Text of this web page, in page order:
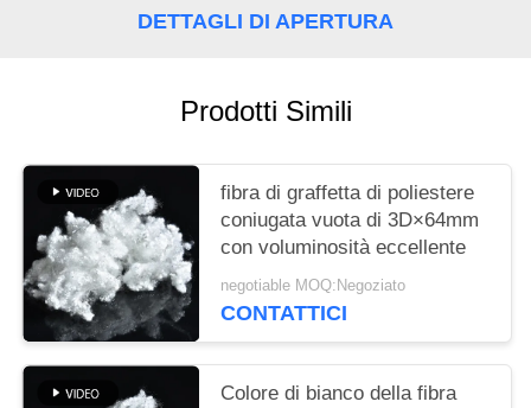
DETTAGLI DI APERTURA
Prodotti Simili
fibra di graffetta di poliestere
coniugata vuota di 3D×64mm
con voluminosità eccellente
negotiable MOQ:Negoziato
CONTATTICI
Colore di bianco della fibra